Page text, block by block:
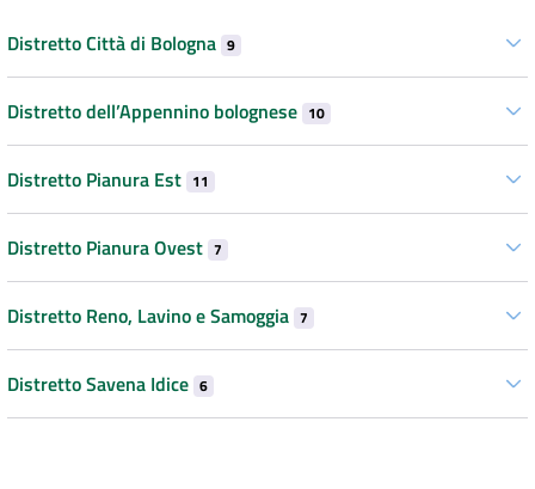
Distretto Città di Bologna 9
Distretto dell’Appennino bolognese 10
Distretto Pianura Est 11
Distretto Pianura Ovest 7
Distretto Reno, Lavino e Samoggia 7
Distretto Savena Idice 6